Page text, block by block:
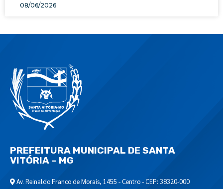
08/06/2026
PREFEITURA MUNICIPAL DE SANTA
VITÓRIA – MG
Av. Reinaldo Franco de Morais, 1455 - Centro - CEP: 38320-000